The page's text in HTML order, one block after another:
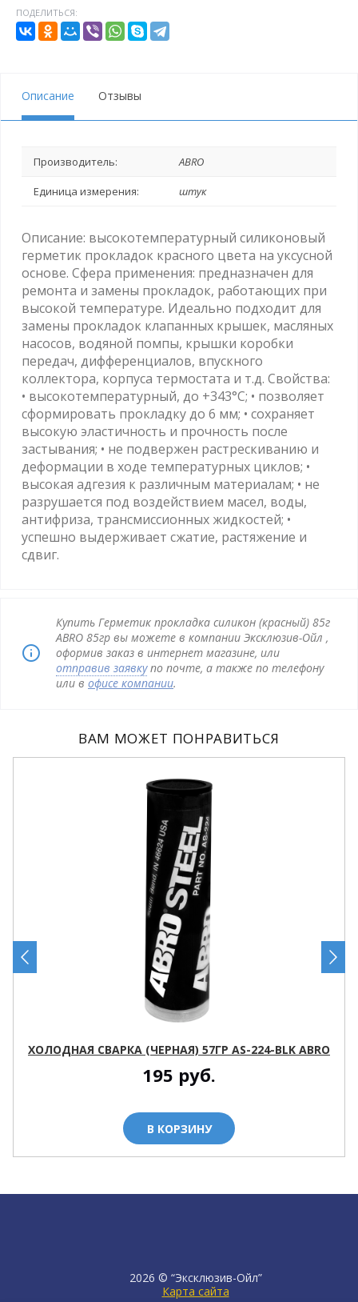
ПОДЕЛИТЬСЯ:
Описание Отзывы
Производитель: ABRO
Единица измерения: штук
Описание: высокотемпературный силиконовый
герметик прокладок красного цвета на уксусной
основе. Сфера применения: предназначен для
ремонта и замены прокладок, работающих при
высокой температуре. Идеально подходит для
замены прокладок клапанных крышек, масляных
насосов, водяной помпы, крышки коробки
передач, дифференциалов, впускного
коллектора, корпуса термостата и т.д. Свойства:
• высокотемпературный, до +343°С; • позволяет
сформировать прокладку до 6 мм; • сохраняет
высокую эластичность и прочность после
застывания; • не подвержен растрескиванию и
деформации в ходе температурных циклов; •
высокая адгезия к различным материалам; • не
разрушается под воздействием масел, воды,
антифриза, трансмиссионных жидкостей; •
успешно выдерживает сжатие, растяжение и
сдвиг.
Купить Герметик прокладка силикон (красный) 85г
ABRO 85гр вы можете в компании Эксклюзив-Ойл ,
оформив заказ в интернет магазине, или
отправив заявкупо почте, а также по телефону
или в офисе компании.
ВАМ МОЖЕТ ПОНРАВИТЬСЯ
ХОЛОДНАЯ СВАРКА (ЧЕРНАЯ) 57ГР AS-224-BLK ABRO
195 руб.
В КОРЗИНУ
2026 © “Эксклюзив-Ойл”
Карта сайта